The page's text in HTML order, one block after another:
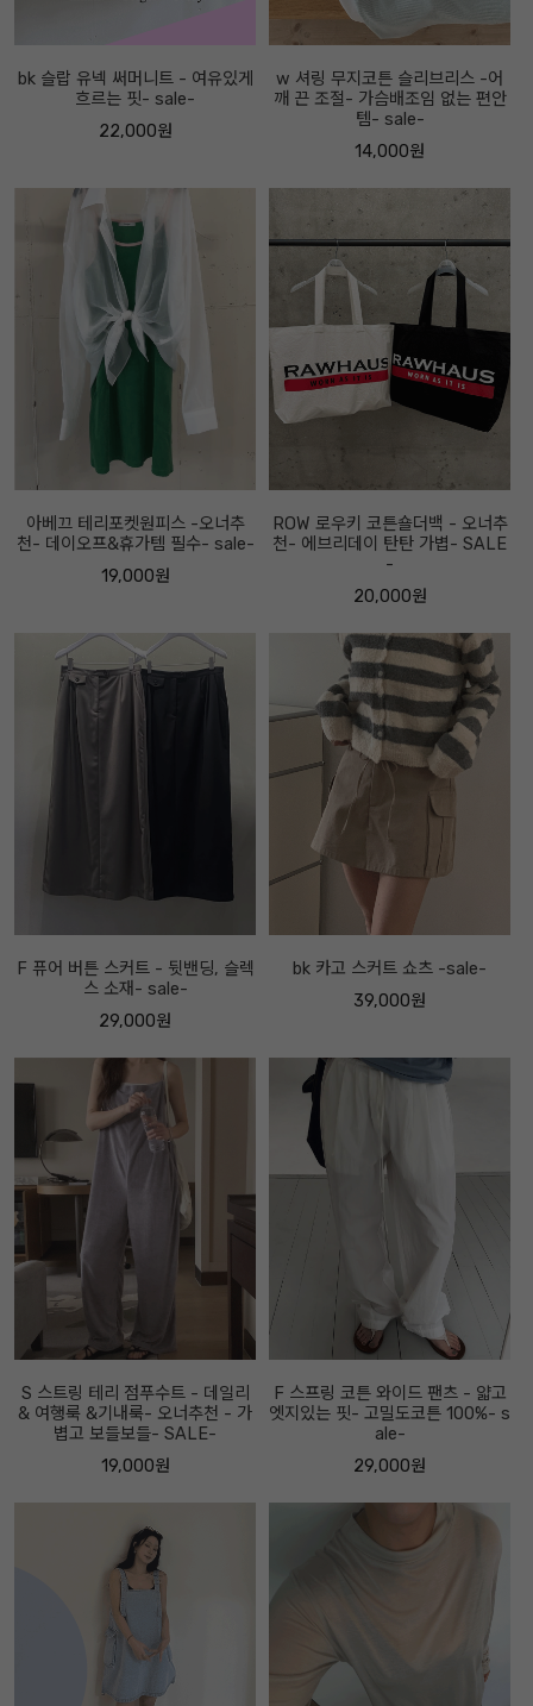
bk 슬랍 유넥 써머니트 - 여유있게
흐르는 핏- sale-
22,000원
w 셔링 무지코튼 슬리브리스 -어
깨 끈 조절- 가슴배조임 없는 편안
템- sale-
14,000원
아베끄 테리포켓원피스 -오너추
천- 데이오프&휴가템 필수- sale-
19,000원
ROW 로우키 코튼숄더백 - 오너추
천- 에브리데이 탄탄 가볍- SALE
-
20,000원
F 퓨어 버튼 스커트 - 뒷밴딩, 슬렉
스 소재- sale-
29,000원
bk 카고 스커트 쇼츠 -sale-
39,000원
S 스트링 테리 점푸수트 - 데일리
& 여행룩 &기내룩- 오너추천 - 가
볍고 보들보들- SALE-
19,000원
F 스프링 코튼 와이드 팬츠 - 얇고
엣지있는 핏- 고밀도코튼 100%- s
ale-
29,000원